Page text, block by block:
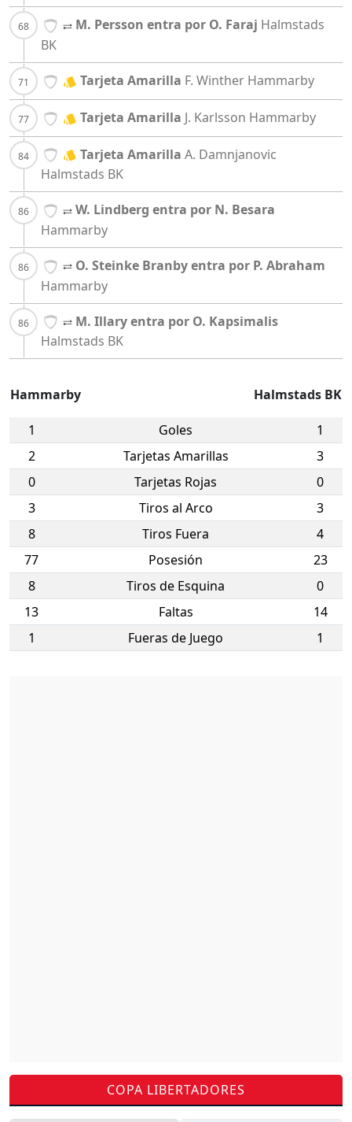
M. Persson entra por O. Faraj Halmstads
BK
Tarjeta Amarilla F. Winther Hammarby
Tarjeta Amarilla J. Karlsson Hammarby
Tarjeta Amarilla A. Damnjanovic
Halmstads BK
W. Lindberg entra por N. Besara
Hammarby
O. Steinke Branby entra por P. Abraham
Hammarby
M. Illary entra por O. Kapsimalis
Halmstads BK
Hammarby Halmstads BK
1 Goles
1
2
Tarjetas Amarillas
3
0
Tarjetas Rojas
0
3
Tiros al Arco
3
8
Tiros Fuera
4
77
Posesión
23
8
Tiros de Esquina
0
13
Faltas
14
1
Fueras de Juego 1
COPA LIBERTADORES